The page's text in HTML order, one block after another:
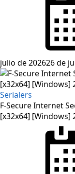
julio de 202626 de
Serialers
F-Secure Internet
[x32x64] [Windows]